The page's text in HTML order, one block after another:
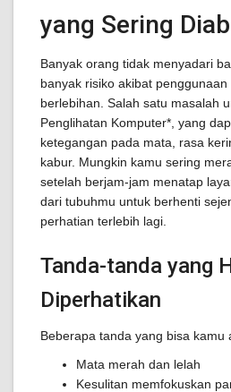
yang Sering
Banyak orang tidak menyadari
banyak risiko akibat
berlebihan. Salah satu masalah
Penglihatan Komputer*, yang
ketegangan pada mata, rasa
kabur. Mungkin kamu sering
setelah berjam-jam menatap
dari tubuhmu untuk berhenti
perhatian terlebih lagi.
Tanda-tanda yang
Diperhatikan
Beberapa tanda yang bisa kamu
Mata merah dan lelah
Kesulitan memfokuskan